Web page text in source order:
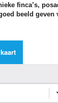
finca’s,
beeld